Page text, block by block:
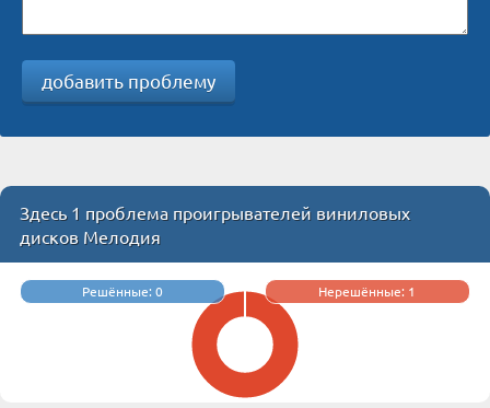
добавить проблему
Здесь 1 проблема проигрывателей виниловых
дисков Мелодия
Решённые: 0 Нерешённые: 1